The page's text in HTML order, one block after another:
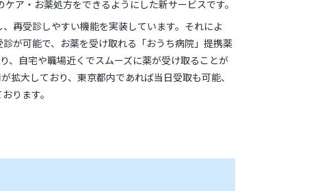
ア・お薬処方をできるようにした新サービスです。
再受診しやすい機能を実装しています。それによ
が可能で、お薬を受け取れる「おうち病院」提携薬
、自宅や職場近くでスムーズに薬が受け取ることが
大しており、東京都内であれば当日受取も可能、
ります。